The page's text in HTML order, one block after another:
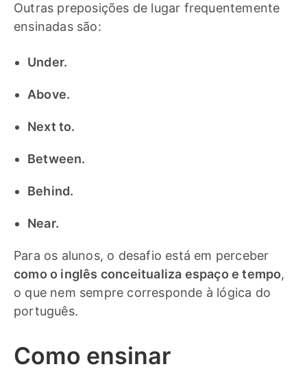
Outras preposições de lugar frequentemente
ensinadas são:
Under.
Above.
Next to.
Between.
Behind.
Near.
Para os alunos, o desafio está em perceber
como o inglês conceitualiza espaço e tempo,
o que nem sempre corresponde à lógica do
português.
Como ensinar